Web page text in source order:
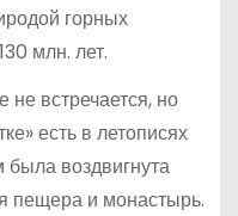
горных
млн. лет.
не встречается, но
есть в летописях
воздвигнута
пещера и монастырь.